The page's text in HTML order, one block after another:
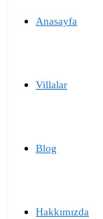
Anasayfa
Villalar
Blog
Hakkımızda